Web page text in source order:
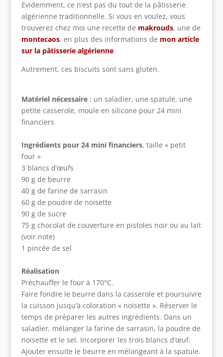
Evidemment, ce n’est pas du tout de la pâtisserie
algérienne traditionnelle. Si vous en voulez, vous
trouverez chez moi une recette de makrouds, une de
montecaos, en plus des informations de mon article
sur la pâtisserie algérienne.
Autrement, ces biscuits sont sans gluten.
Matériel nécessaire : un saladier, une spatule, une
petite casserole, moule en silicone pour 24 mini
financiers
Ingrédients pour 24 mini financiers, taille « petit
four »
3 blancs d’œufs
90 g de beurre
40 g de farine de sarrasin
60 g de poudre de noisette
90 g de sucre
75 g chocolat de couverture en pistoles noir ou au lait
(voir note)
1 pincée de sel
Réalisation
Préchauffer le four à 170°C.
Faire fondre le beurre dans la casserole et poursuivre
la cuisson jusqu’à coloration « noisette ». Réserver le
temps de préparer les autres ingrédients. Dans un
saladier, mélanger la farine de sarrasin, la poudre de
noisette et le sel. Incorporer les trois blancs d’œuf.
Ajouter ensuite le beurre en mélangeant à la spatule.